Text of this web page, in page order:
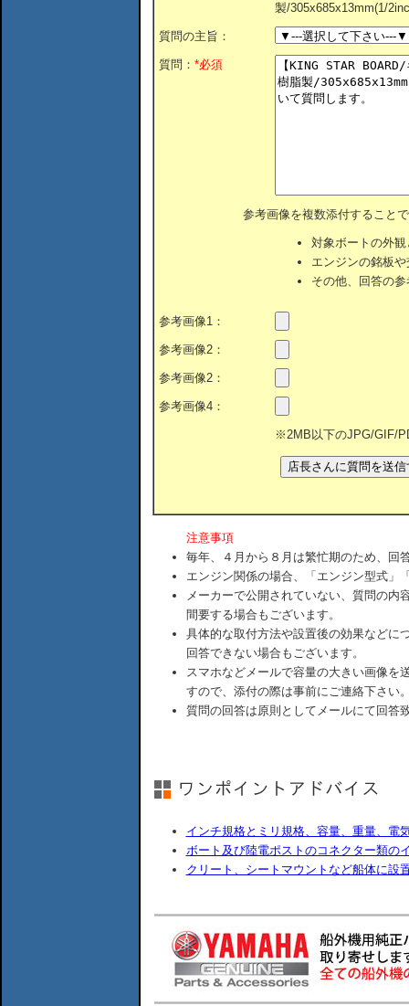
製/305x685x13mm(1/
質問の主旨：
質問： *必須
参考画像を複数添付すること
対象ボートの外
エンジンの銘板
その他、回答の
参考画像1：
参考画像2：
参考画像2：
参考画像4：
※2MB以下のJPG/GIF/
注意事項
毎年、４月から８月は繁忙期のため、回
エンジン関係の場合、「エンジン型式」
メーカーで公開されていない、質問の内
間要する場合もございます。
具体的な取付方法や設置後の効果などに
回答できない場合もございます。
スマホなどメールで容量の大きい画像を
すので、添付の際は事前にご連絡下さい
質問の回答は原則としてメールにて回答
インチ規格とミリ規格、容量、重量、電
ボート及び陸電ポストのコネクター類の
クリート、シートマウントなど船体に設